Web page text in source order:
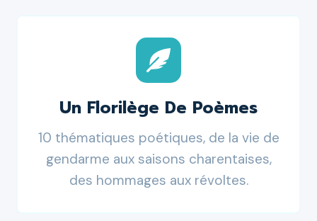
Un Florilège De Poèmes
10 thématiques poétiques, de la vie de
gendarme aux saisons charentaises,
des hommages aux révoltes.